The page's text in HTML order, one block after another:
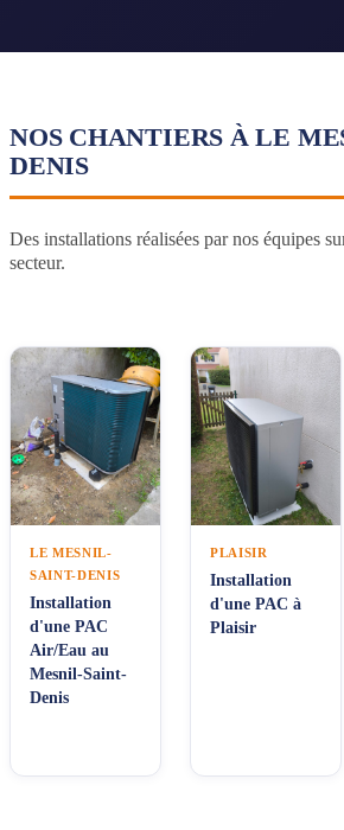
NOS CHANTIERS À LE
DENIS
Des installations réalisées par nos équipes
secteur.
LE MESNIL-
SAINT-DENIS
Installation
d'une PAC
Air/Eau au
Mesnil-Saint-
Denis
PLAISIR
Installation
d'une PAC à
Plaisir